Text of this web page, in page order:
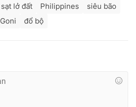
sạt lở đất Philippines
siêu bão
Goni đổ bộ